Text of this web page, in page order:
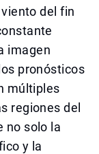
del fin
imagen
pronósticos
múltiples
regiones del
no solo la
y la